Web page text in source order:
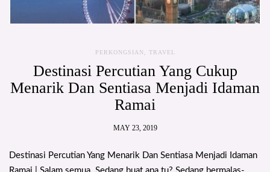
PERKONGSIAN TRAVEL
Destinasi Percutian Yang Cukup
Menarik Dan Sentiasa Menjadi Idaman
Ramai
MAY 23, 2019
Destinasi Percutian Yang Menarik Dan Sentiasa Menjadi Idaman